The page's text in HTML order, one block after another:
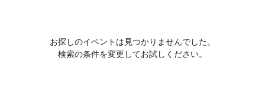
お探しのイベントは見つかりませんでした。
検索の条件を変更してお試しください。